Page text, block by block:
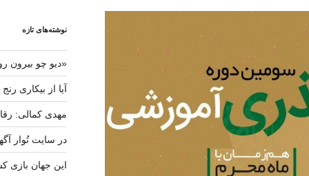
نوشته‌های تازه
«دیو چو بیرون
آیا از بیکاری
مهدی کمالی:
در سایت تُوار
این جهان بازی